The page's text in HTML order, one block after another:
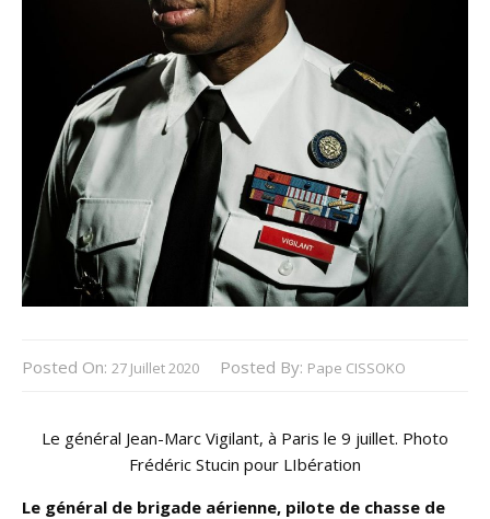
Posted On: 27 Juillet 2020 Posted By: Pape CISSOKO
Le général Jean-Marc Vigilant, à Paris le 9 juillet. Photo
Frédéric Stucin pour LIbération
Le général de brigade aérienne, pilote de chasse de